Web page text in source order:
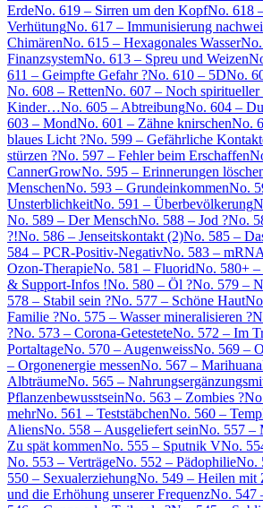
ErdeNo. 619 – Sirren um den KopfNo. 618
VerhütungNo. 617 – Immunisierung
ChimärenNo. 615 – Hexagonales Wasser
FinanzsystemNo. 613 – Spreu und Weizen
611 – Geimpfte Gefahr ?No. 610 – 5DNo.
No. 608 – RettenNo. 607 – Noch spiritueller
Kinder…No. 605 – AbtreibungNo. 604 –
603 – MondNo. 601 – Zähne knirschenNo.
blaues Licht ?No. 599 – Gefährliche
stürzen ?No. 597 – Fehler beim Erschaffen
CannerGrowNo. 595 – Erinnerungen
MenschenNo. 593 – GrundeinkommenNo.
UnsterblichkeitNo. 591 – Überbevölkerung
No. 589 – Der MenschNo. 588 – Jod ?No.
?!No. 586 – Jenseitskontakt (2)No. 585 –
584 – PCR-Positiv-NegativNo. 583 –
Ozon-TherapieNo. 581 – FluoridNo. 580+ –
& Support-Infos !No. 580 – Öl ?No. 579 –
578 – Stabil sein ?No. 577 – Schöne Haut
Familie ?No. 575 – Wasser mineralisieren ?
?No. 573 – Corona-GetesteteNo. 572 – Im
PortaltageNo. 570 – AugenweissNo. 569 –
– Orgonenergie messenNo. 567 – Marihuana
AlbträumeNo. 565 –
PflanzenbewusstseinNo. 563 – Zombies ?
mehrNo. 561 – TeststäbchenNo. 560 –
AliensNo. 558 – Ausgeliefert seinNo. 557 –
Zu spät kommenNo. 555 – Sputnik VNo.
No. 553 – VerträgeNo. 552 – PädophilieNo.
550 – SexualerziehungNo. 549 – Heilen mit
und die Erhöhung unserer FrequenzNo. 547